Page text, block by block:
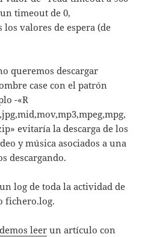
timeout de 0,
valores de espera (de
queremos descargar
case con el patrón
-«R
evitaría la descarga de los
y música asociados a una
descargando.
log de toda la actividad de
fichero.log.
leer un artículo con